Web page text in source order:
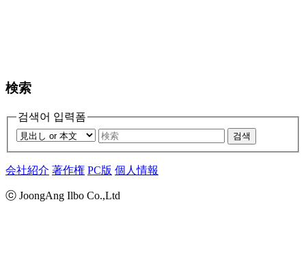
検索
검색어 입력폼
검색
会社紹介 著作権 PC版 個人情報
ⓒ JoongAng Ilbo Co.,Ltd